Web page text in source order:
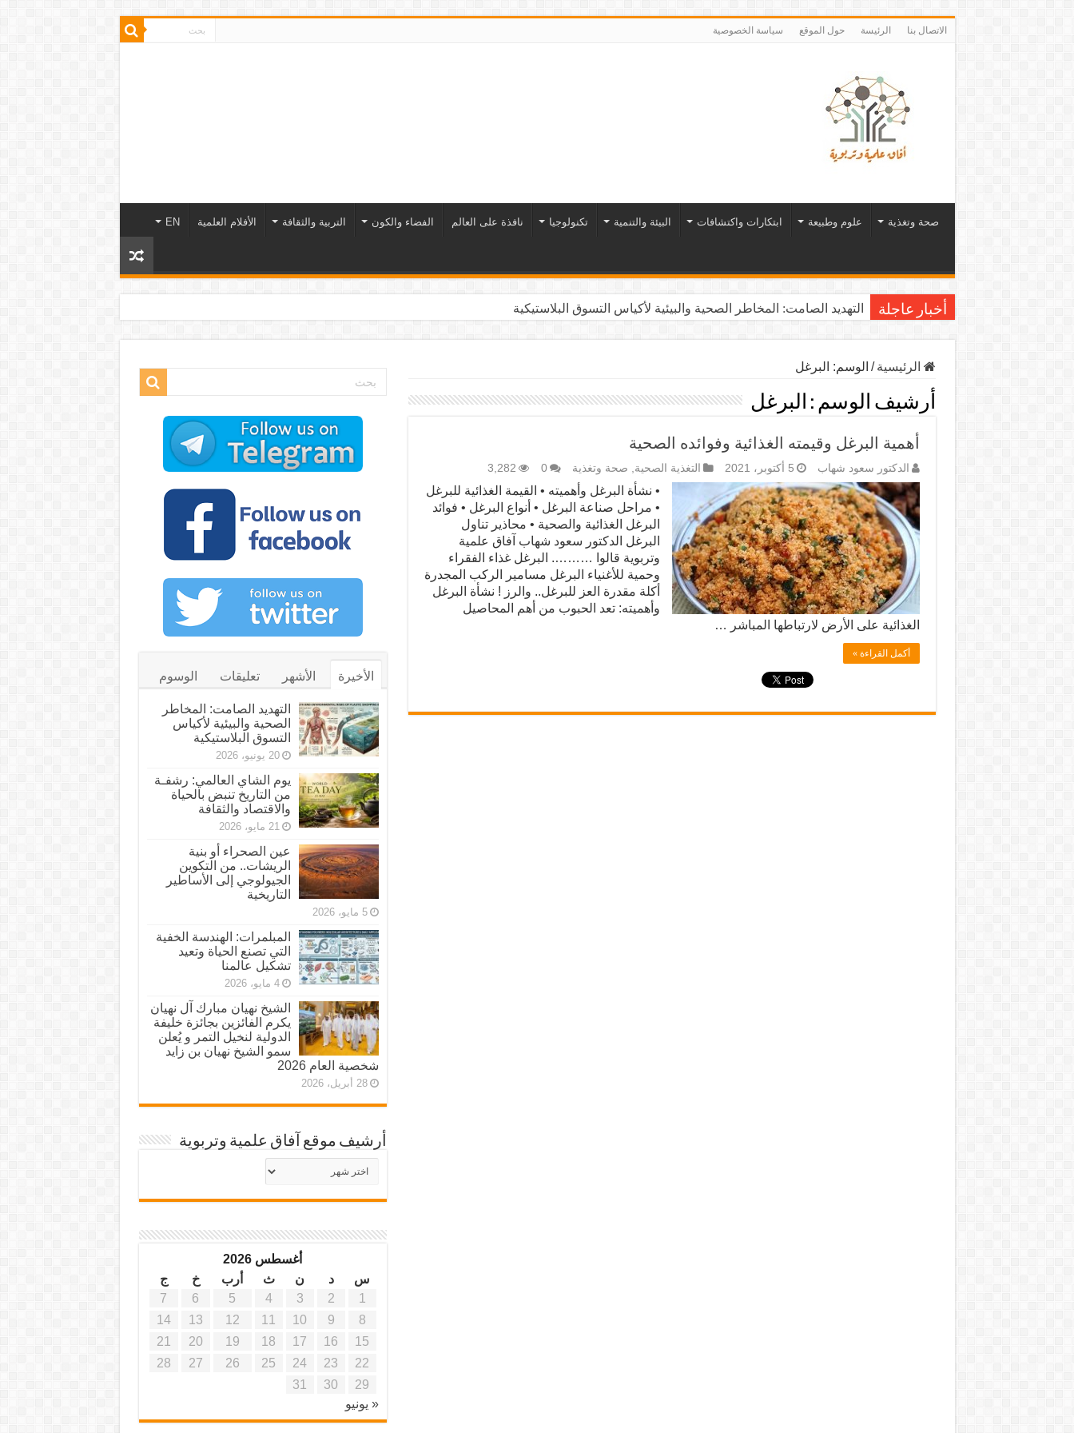
الاتصال بنا الرئيسة حول الموقع سياسة الخصوصية
صحة وتغذية علوم وطبيعة ابتكارات واكتشافات البيئة والتنمية تكنولوجيا نافذة على العالم الفضاء والكون التربية والثقافة الأفلام العلمية EN
أخبار عاجلة التهديد الصامت: المخاطر الصحية والبيئية لأكياس التسوق البلاستيكية
الرئيسية / الوسم: البرغل
أرشيف الوسم : البرغل
أهمية البرغل وقيمته الغذائية وفوائده الصحية
الدكتور سعود شهاب 5 أكتوبر، 2021 التغذية الصحية, صحة وتغذية 0
3,282
• نشأة البرغل وأهميته • القيمة الغذائية للبرغل
• مراحل صناعة البرغل • أنواع البرغل • فوائد
البرغل الغذائية والصحية • محاذير تناول
البرغل الدكتور سعود شهاب آفاق علمية
وتربوية قالوا ………. البرغل غذاء الفقراء
وحمية للأغنياء البرغل مسامير الركب المجدرة
أكلة مقدرة العز للبرغل.. والرز ! نشأة البرغل
وأهميته: تعد الحبوب من أهم المحاصيل
الغذائية على الأرض لارتباطها المباشر …
أكمل القراءة »
الأخيرة الأشهر تعليقات الوسوم
التهديد الصامت: المخاطر
الصحية والبيئية لأكياس
التسوق البلاستيكية
20 يونيو، 2026
يوم الشاي العالمي: رشفـة
من التاريخ تنبض بالحياة
والاقتصاد والثقافة
21 مايو، 2026
عين الصحراء أو بنية
الريشات.. من التكوين
الجيولوجي إلى الأساطير
التاريخية
5 مايو، 2026
المبلمرات: الهندسة الخفية
التي تصنع الحياة وتعيد
تشكيل عالمنا
4 مايو، 2026
الشيخ نهيان مبارك آل نهيان
يكرم الفائزين بجائزة خليفة
الدولية لنخيل التمر و يُعلن
سمو الشيخ نهيان بن زايد
شخصية العام 2026
28 أبريل، 2026
أرشيف موقع آفاق علمية وتربوية
أرشيف
موقع
أغسطس 2026
س
د ن ث أرب خ
ج
1
2
3
4
5
6
7
8
9
10
11
12
13
14
15
16
17
18
19
20
21
22
23
24
25
26
27
28
29
30
31
« يونيو